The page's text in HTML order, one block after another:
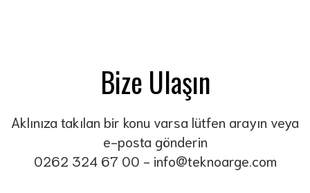
Bize Ulaşın
Aklınıza takılan bir konu varsa lütfen arayın veya
e-posta gönderin
0262 324 67 00 - info@teknoarge.com